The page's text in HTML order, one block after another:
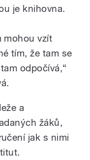
je knihovna.
mohou vzít
tím, že tam se
odpočívá,“
a
žáků,
jak s nimi